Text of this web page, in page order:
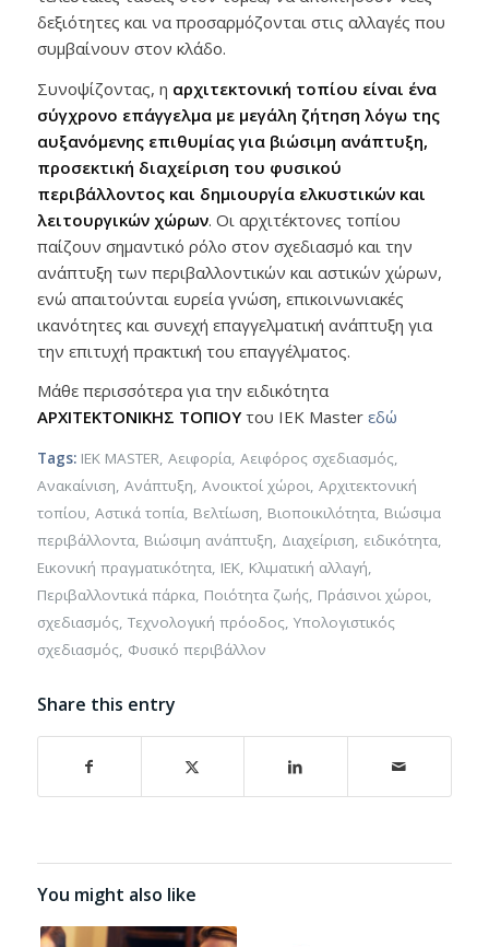
δεξιότητες και να προσαρμόζονται στις αλλαγές που
συμβαίνουν στον κλάδο.
Συνοψίζοντας, η αρχιτεκτονική τοπίου είναι ένα
σύγχρονο επάγγελμα με μεγάλη ζήτηση λόγω της
αυξανόμενης επιθυμίας για βιώσιμη ανάπτυξη,
προσεκτική διαχείριση του φυσικού
περιβάλλοντος και δημιουργία ελκυστικών και
λειτουργικών χώρων. Οι αρχιτέκτονες τοπίου
παίζουν σημαντικό ρόλο στον σχεδιασμό και την
ανάπτυξη των περιβαλλοντικών και αστικών χώρων,
ενώ απαιτούνται ευρεία γνώση, επικοινωνιακές
ικανότητες και συνεχή επαγγελματική ανάπτυξη για
την επιτυχή πρακτική του επαγγέλματος.
Μάθε περισσότερα για την ειδικότητα
ΑΡΧΙΤΕΚΤΟΝΙΚΗΣ ΤΟΠΙΟΥτου ΙΕΚ Μaster εδώ
Tags: IEK MASTER, Αειφορία, Αειφόρος σχεδιασμός,
Ανακαίνιση, Ανάπτυξη, Ανοικτοί χώροι, Αρχιτεκτονική
τοπίου, Αστικά τοπία, Βελτίωση, Βιοποικιλότητα, Βιώσιμα
περιβάλλοντα, Βιώσιμη ανάπτυξη, Διαχείριση, ειδικότητα,
Εικονική πραγματικότητα, ΙΕΚ, Κλιματική αλλαγή,
Περιβαλλοντικά πάρκα, Ποιότητα ζωής, Πράσινοι χώροι,
σχεδιασμός, Τεχνολογική πρόοδος, Υπολογιστικός
σχεδιασμός, Φυσικό περιβάλλον
Share this entry
You might also like